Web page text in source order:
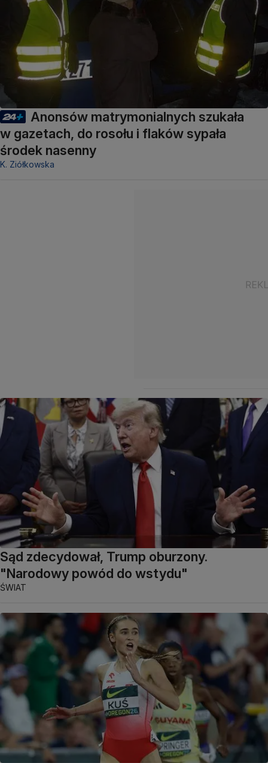
Anonsów matrymonialnych szukała
w gazetach, do rosołu i flaków sypała
środek nasenny
K. Ziółkowska
Sąd zdecydował, Trump oburzony.
"Narodowy powód do wstydu"
ŚWIAT